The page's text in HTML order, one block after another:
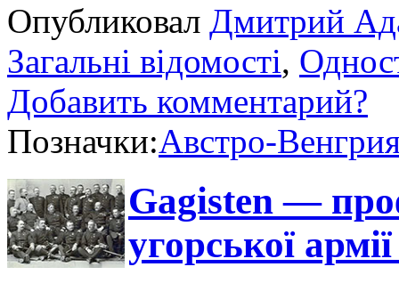
Опубликовал Дмитрий
Загальні відомості,
Добавить комментарий?
Позначки:Австро-
Gagisten —
угорської